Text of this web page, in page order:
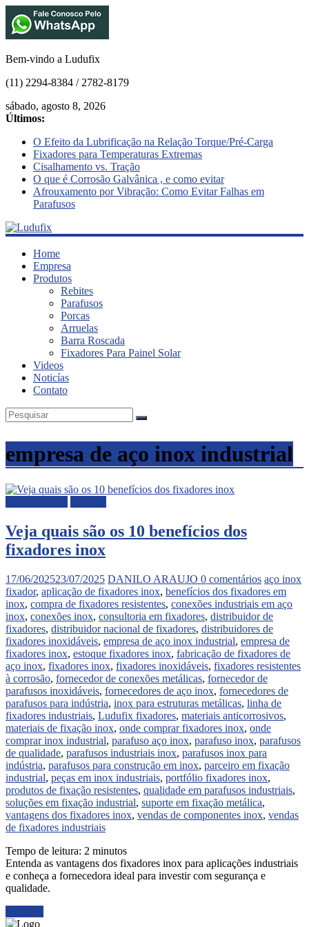
Bem-vindo a Ludufix
(11) 2294-8384 / 2782-8179
sábado, agosto 8, 2026
Últimos:
O Efeito da Lubrificação na Relação Torque/Pré-Carga
Fixadores para Temperaturas Extremas
Cisalhamento vs. Tração
O que é Corrosão Galvânica , e como evitar
Afrouxamento por Vibração: Como Evitar Falhas em
Parafusos
Ludufix
Fixadores
Home
Empresa
Produtos
Rebites
Parafusos
Porcas
Arruelas
Barra Roscada
Fixadores Para Painel Solar
Videos
Noticías
Contato
empresa de aço inox industrial
Veja quais são os 10 benefícios dos
fixadores inox
17/06/202523/07/2025 DANILO ARAUJO 0 comentários aço inox
fixador, aplicação de fixadores inox, benefícios dos fixadores em
inox, compra de fixadores resistentes, conexões industriais em aço
inox, conexões inox, consultoria em fixadores, distribuidor de
fixadores, distribuidor nacional de fixadores, distribuidores de
fixadores inoxidáveis, empresa de aço inox industrial, empresa de
fixadores inox, estoque fixadores inox, fabricação de fixadores de
aço inox, fixadores inox, fixadores inoxidáveis, fixadores resistentes
à corrosão, fornecedor de conexões metálicas, fornecedor de
parafusos inoxidáveis, fornecedores de aço inox, fornecedores de
parafusos para indústria, inox para estruturas metálicas, linha de
fixadores industriais, Ludufix fixadores, materiais anticorrosivos,
materiais de fixação inox, onde comprar fixadores inox, onde
comprar inox industrial, parafuso aço inox, parafuso inox, parafusos
de qualidade, parafusos industriais inox, parafusos inox para
indústria, parafusos para construção em inox, parceiro em fixação
industrial, peças em inox industriais, portfólio fixadores inox,
produtos de fixação resistentes, qualidade em parafusos industriais,
soluções em fixação industrial, suporte em fixação metálica,
vantagens dos fixadores inox, vendas de componentes inox, vendas
de fixadores industriais
Tempo de leitura: 2 minutos
Entenda as vantagens dos fixadores inox para aplicações industriais
e conheça a fornecedora ideal para investir com segurança e
qualidade.